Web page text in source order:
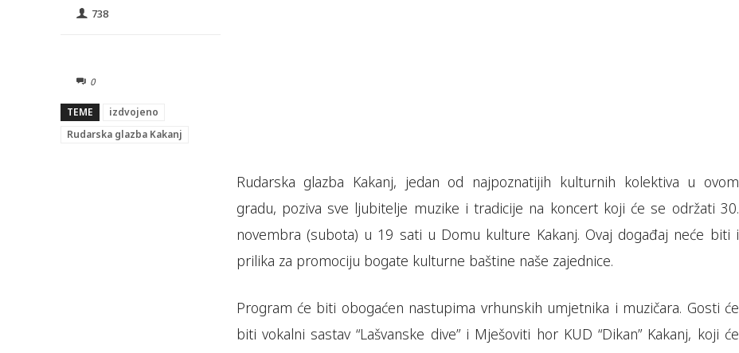
738
0
TEME
izdvojeno
Rudarska glazba Kakanj
Rudarska glazba Kakanj, jedan od najpoznatijih kulturnih kolektiva u ovom
gradu, poziva sve ljubitelje muzike i tradicije na koncert koji će se održati 30.
novembra (subota) u 19 sati u Domu kulture Kakanj. Ovaj događaj neće biti i
prilika za promociju bogate kulturne baštine naše zajednice.
Program će biti obogaćen nastupima vrhunskih umjetnika i muzičara. Gosti će
biti vokalni sastav “Lašvanske dive” i Mješoviti hor KUD “Dikan” Kakanj, koji će